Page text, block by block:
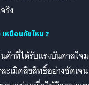
ริง
หมือนกันไหม ?
ค้าที่ได้รับแรงบันดาลใจ
ะเมิดลิขสิทธิ์อย่างชัดเจน